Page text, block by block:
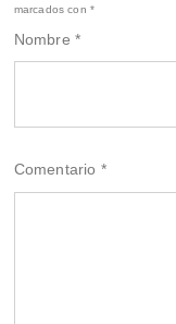
marcados con *
Nombre *
Comentario *